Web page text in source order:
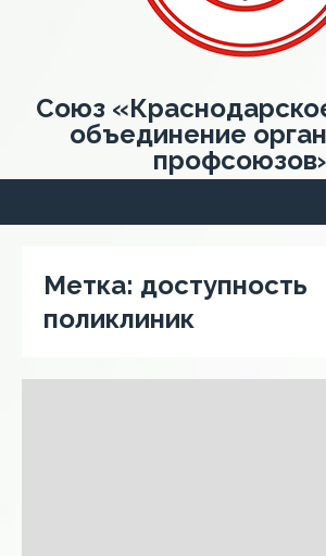
Союз
объединение
Метка: доступность
поликлиник